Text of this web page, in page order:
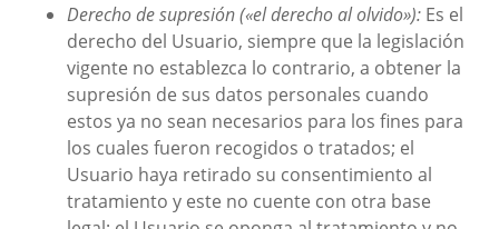
Derecho de supresión («el derecho al olvido»): Es el
derecho del Usuario, siempre que la legislación
vigente no establezca lo contrario, a obtener la
supresión de sus datos personales cuando
estos ya no sean necesarios para los fines para
los cuales fueron recogidos o tratados; el
Usuario haya retirado su consentimiento al
tratamiento y este no cuente con otra base